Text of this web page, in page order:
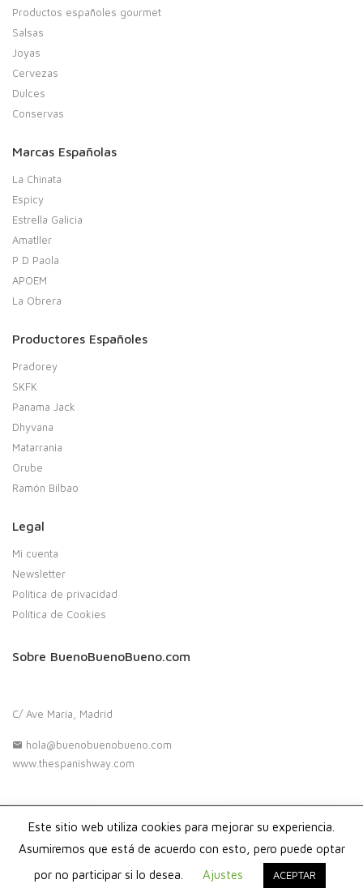
Productos españoles gourmet
Salsas
Joyas
Cervezas
Dulces
Conservas
Marcas Españolas
La Chinata
Espicy
Estrella Galicia
Amatller
P D Paola
APOEM
La Obrera
Productores Españoles
Pradorey
SKFK
Panama Jack
Dhyvana
Matarrania
Orube
Ramón Bilbao
Legal
Mi cuenta
Newsletter
Política de privacidad
Política de Cookies
Sobre BuenoBuenoBueno.com
C/ Ave María, Madrid
hola@buenobuenobueno.com
www.thespanishway.com
Copyright 2020. Buenobuenobueno.com - Todos los derechos
reservados
Este sitio web utiliza cookies para mejorar su experiencia.
Asumiremos que está de acuerdo con esto, pero puede optar
por no participar si lo desea.
Ajustes ACEPTAR